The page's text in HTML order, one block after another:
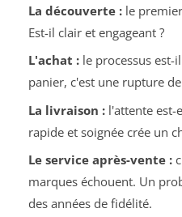
La découverte :le
Est-il clair et engageant ?
L'achat :le processus est-
panier, c'est une rupture
La livraison :l'attente est-
rapide et soignée crée un
Le service après-vente :
marques échouent. Un
des années de fidélité.